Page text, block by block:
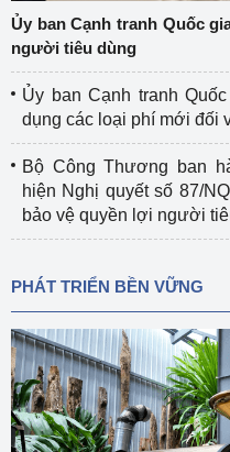
Ủy ban Cạnh tranh Quốc
người tiêu dùng
Ủy ban Cạnh tranh
dụng các loại phí mới đối
Bộ Công Thương ban
hiện Nghị quyết số 87/
bảo vệ quyền lợi người
PHÁT TRIỂN BỀN VỮNG